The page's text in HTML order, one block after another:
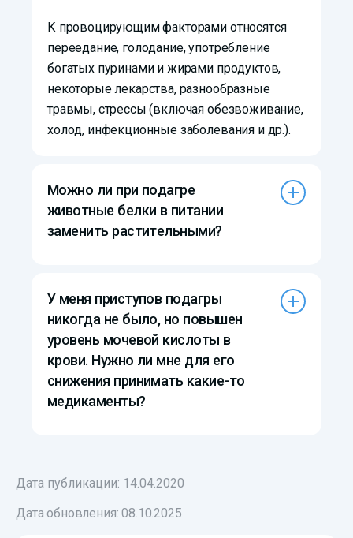
К провоцирующим факторами относятся
переедание, голодание, употребление
богатых пуринами и жирами продуктов,
некоторые лекарства, разнообразные
травмы, стрессы (включая обезвоживание,
холод, инфекционные заболевания и др.).
Можно ли при подагре
животные белки в питании
заменить растительными?
У меня приступов подагры
никогда не было, но повышен
уровень мочевой кислоты в
крови. Нужно ли мне для его
снижения принимать какие-то
медикаменты?
Дата публикации: 14.04.2020
Дата обновления:08.10.2025